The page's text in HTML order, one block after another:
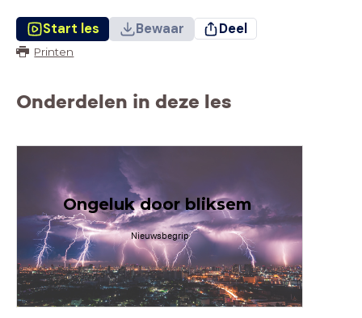
Start les Bewaar Deel
Printen
Onderdelen in deze les
Ongeluk door bliksem
Nieuwsbegrip